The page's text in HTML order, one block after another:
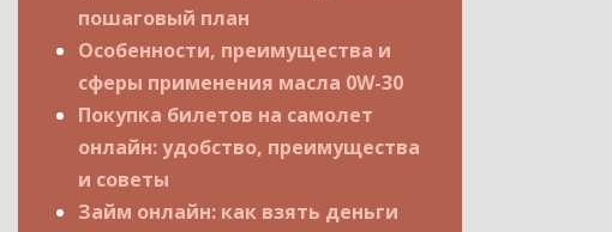
пошаговый план
Особенности, преимущества и
сферы применения масла 0W-30
Покупка билетов на самолет
онлайн: удобство, преимущества
и советы
Займ онлайн: как взять деньги